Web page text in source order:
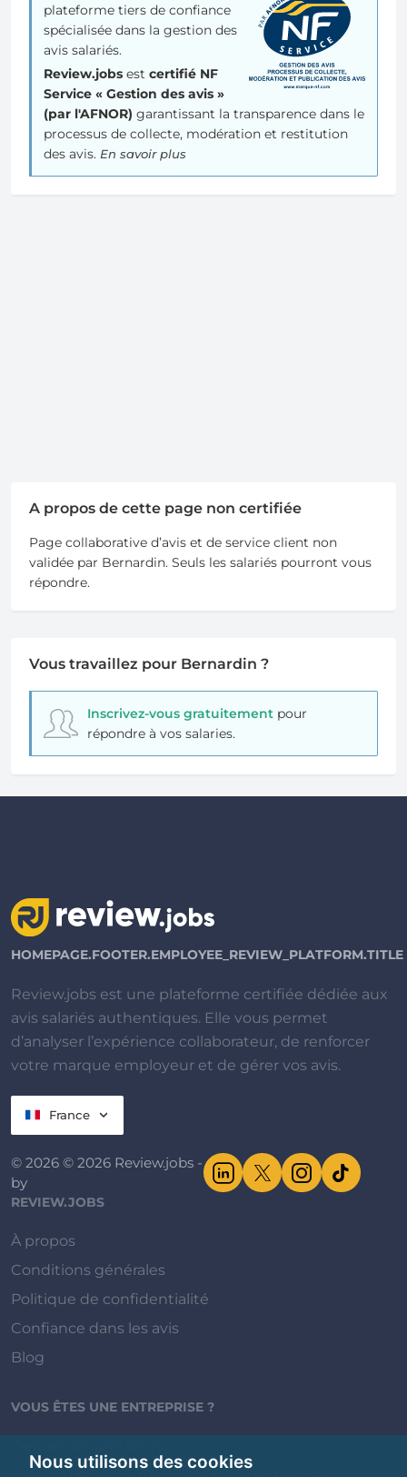
Nous utilisons des cookies
plateforme tiers de confiance
spécialisée dans la gestion des
avis salariés.
Review.jobs est certifié NF
Service « Gestion des avis »
(par l'AFNOR) garantissant la transparence dans le
processus de collecte, modération et restitution
des avis. En savoir plus
A propos de cette page non certifiée
Page collaborative d’avis et de service client non
validée par Bernardin. Seuls les salariés pourront vous
répondre.
Vous travaillez pour Bernardin ?
Inscrivez-vous gratuitementpour
répondre à vos salaries.
HOMEPAGE.FOOTER.EMPLOYEE_REVIEW_PLATFORM.TITLE
Review.jobs est une plateforme certifiée dédiée aux
avis salariés authentiques. Elle vous permet
d’analyser l’expérience collaborateur, de renforcer
votre marque employeur et de gérer vos avis.
France
© 2026 © 2026 Review.jobs -
by
REVIEW.JOBS
À propos
Conditions générales
Politique de confidentialité
Confiance dans les avis
Blog
VOUS ÊTES UNE ENTREPRISE ?